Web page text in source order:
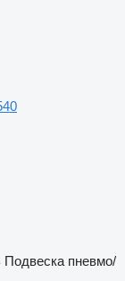
Подвеска пневмо/